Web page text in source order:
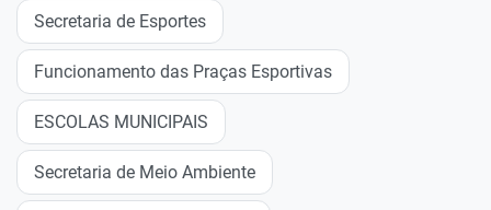
Secretaria de Esportes
Funcionamento das Praças Esportivas
ESCOLAS MUNICIPAIS
Secretaria de Meio Ambiente